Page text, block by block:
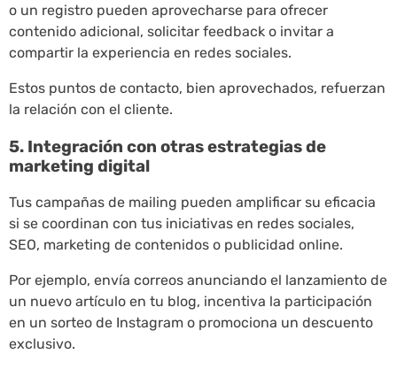
o un registro pueden aprovecharse para ofrecer
contenido adicional, solicitar feedback o invitar a
compartir la experiencia en redes sociales.
Estos puntos de contacto, bien aprovechados, refuerzan
la relación con el cliente.
5. Integración con otras estrategias de
marketing digital
Tus campañas de mailing pueden amplificar su eficacia
si se coordinan con tus iniciativas en redes sociales,
SEO, marketing de contenidos o publicidad online.
Por ejemplo, envía correos anunciando el lanzamiento de
un nuevo artículo en tu blog, incentiva la participación
en un sorteo de Instagram o promociona un descuento
exclusivo.